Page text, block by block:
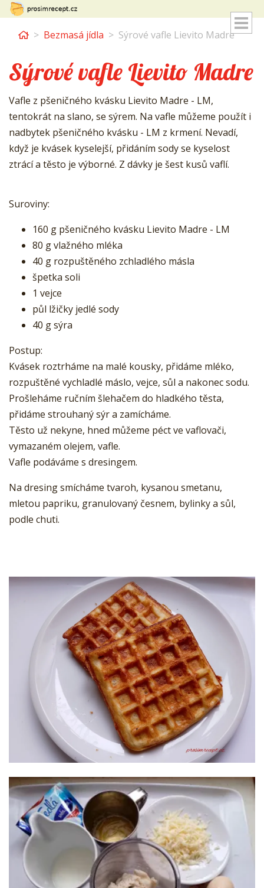
HomeBezmasá jídla Sýrové vafle Lievito Madre
Sýrové vafle Lievito Madre
Vafle z pšeničného kvásku Lievito Madre - LM,
tentokrát na slano, se sýrem. Na vafle můžeme použít i
nadbytek pšeničného kvásku - LM z krmení. Nevadí,
když je kvásek kyselejší, přidáním sody se kyselost
ztrácí a těsto je výborné. Z dávky je šest kusů vaflí.
Suroviny:
160 g pšeničného kvásku Lievito Madre - LM
80 g vlažného mléka
40 g rozpuštěného zchladlého másla
špetka soli
1 vejce
půl lžičky jedlé sody
40 g sýra
Postup:
Kvásek roztrháme na malé kousky, přidáme mléko,
rozpuštěné vychladlé máslo, vejce, sůl a nakonec sodu.
Prošleháme ručním šlehačem do hladkého těsta,
přidáme strouhaný sýr a zamícháme.
Těsto už nekyne, hned můžeme péct ve vaflovači,
vymazaném olejem, vafle.
Vafle podáváme s dresingem.
Na dresing smícháme tvaroh, kysanou smetanu,
mletou papriku, granulovaný česnem, bylinky a sůl,
podle chuti.